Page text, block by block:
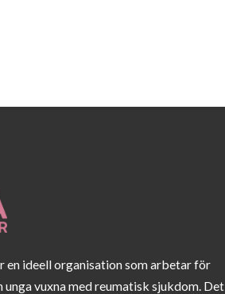
en ideell organisation som arbetar för
unga vuxna med reumatisk sjukdom. Det